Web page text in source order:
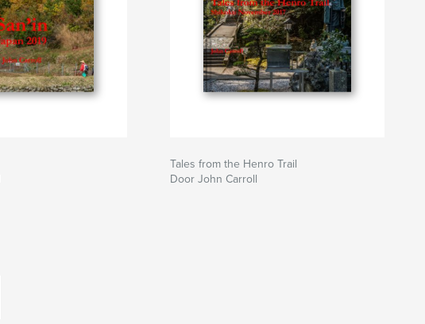
Tales from the Henro Trail
Door John Carroll